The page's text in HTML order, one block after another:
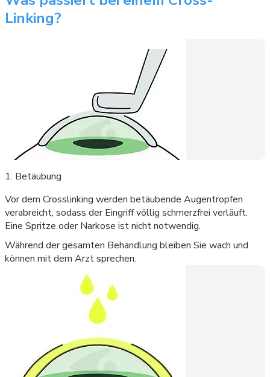
Linking?
1. Betäubung
Vor dem Crosslinking werden betäubende Augentropfen
verabreicht, sodass der Eingriff völlig schmerzfrei verläuft.
Eine Spritze oder Narkose ist nicht notwendig.
Während der gesamten Behandlung bleiben Sie wach und
können mit dem Arzt sprechen.